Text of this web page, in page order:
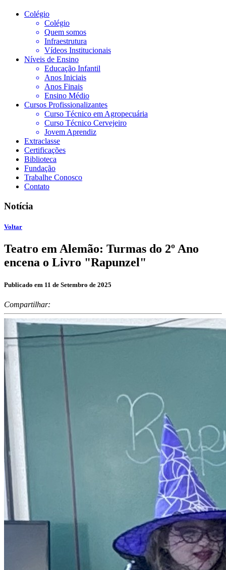
Colégio
Colégio
Quem somos
Infraestrutura
Vídeos Institucionais
Níveis de Ensino
Educação Infantil
Anos Iniciais
Anos Finais
Ensino Médio
Cursos Profissionalizantes
Curso Técnico em Agropecuária
Curso Técnico Cervejeiro
Jovem Aprendiz
Extraclasse
Certificações
Biblioteca
Fundação
Trabalhe Conosco
Contato
Notícia
Voltar
Teatro em Alemão: Turmas do 2º Ano
encena o Livro "Rapunzel"
Publicado em 11 de Setembro de 2025
Compartilhar: